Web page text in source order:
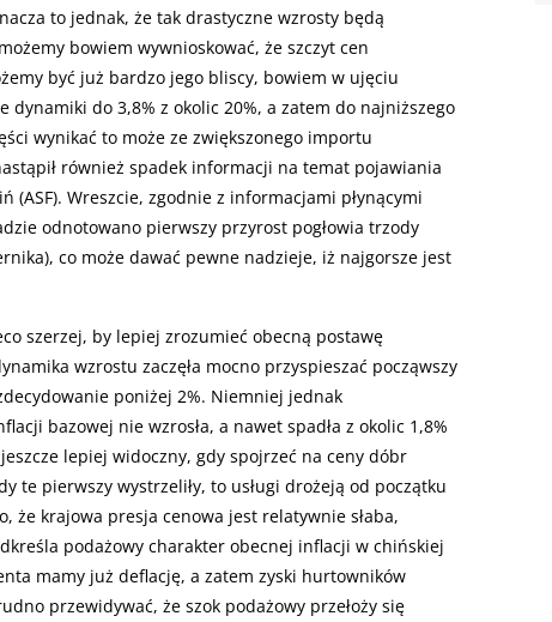
to jednak, że tak drastyczne wzrosty będą
bowiem wywnioskować, że szczyt cen
być już bardzo jego bliscy, bowiem w ujęciu
do 3,8% z okolic 20%, a zatem do najniższego
wynikać to może ze zwiększonego importu
również spadek informacji na temat pojawiania
Wreszcie, zgodnie z informacjami płynącymi
odnotowano pierwszy przyrost pogłowia trzody
co może dawać pewne nadzieje, iż najgorsze jest
szerzej, by lepiej zrozumieć obecną postawę
wzrostu zaczęła mocno przyspieszać począwszy
poniżej 2%. Niemniej jednak
bazowej nie wzrosła, a nawet spadła z okolic 1,8%
lepiej widoczny, gdy spojrzeć na ceny dóbr
te pierwszy wystrzeliły, to usługi drożeją od początku
że krajowa presja cenowa jest relatywnie słaba,
podażowy charakter obecnej inflacji w chińskiej
mamy już deflację, a zatem zyski hurtowników
przewidywać, że szok podażowy przełoży się